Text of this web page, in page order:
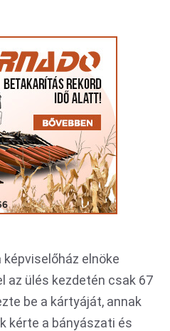
képviselőház elnöke
az ülés kezdetén csak 67
be a kártyáját, annak
kérte a bányászati és